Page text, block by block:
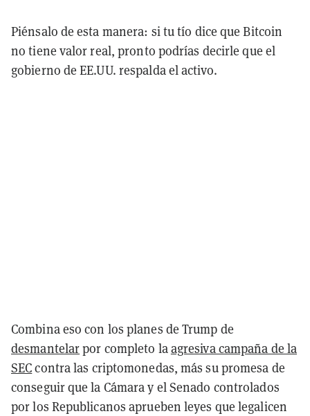
Piénsalo de esta manera: si tu tío dice que Bitcoin
no tiene valor real, pronto podrías decirle que el
gobierno de EE.UU. respalda el activo.
Combina eso con los planes de Trump de
desmantelarpor completo la agresiva campaña de la
SECcontra las criptomonedas, más su promesa de
conseguir que la Cámara y el Senado controlados
por los Republicanos aprueben leyes que legalicen